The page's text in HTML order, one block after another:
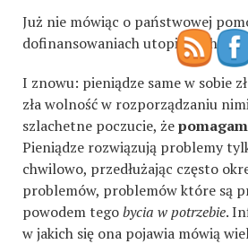
Już nie mówiąc o państwowej
dofinansowaniach utopionych w
I znowu: pieniądze same w sobie
zła wolność w rozporządzaniu
szlachetne poczucie, że
Pieniądze rozwiązują problemy
chwilowo, przedłużając często
problemów, problemów które są
powodem tegobycia w potrzebie.
w jakich się ona pojawia mówią